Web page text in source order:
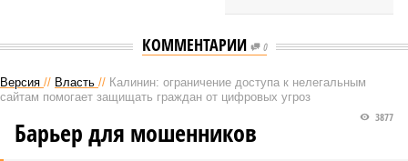
КОММЕНТАРИИ 0
Версия // Власть // Калинин: ограничение доступа к нелегальным
сайтам помогает защищать граждан от цифровых угроз
3877
Барьер для мошенников